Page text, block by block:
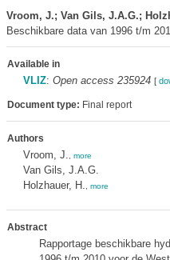
Vroom, J.; Van Gils, J.A.G.;
Beschikbare data van 1996 t/m
Available in
VLIZ: Open access 235924 [
Document type: Final report
Authors
Vroom, J. more
Van Gils, J.A.G.
Holzhauer, H.
more
Abstract
Rapportage beschikbare